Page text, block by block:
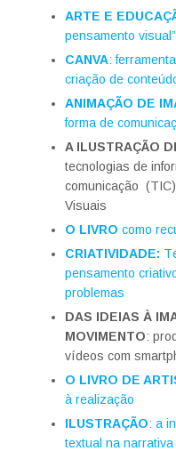
ARTE E
pensamento visual”
CANVA:
criação de
ANIMAÇÃO DE
forma de
A ILUSTRAÇÃO
tecnologias de
comunicação
Visuais
O LIVRO como
CRIATIVIDADE:
pensamento
problemas
DAS IDEIAS À
MOVIMENTO:
vídeos com
O LIVRO DE
à realização
ILUSTRAÇÃO: a
textual na narrativa